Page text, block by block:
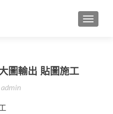
圖輸出 貼圖施工
admin